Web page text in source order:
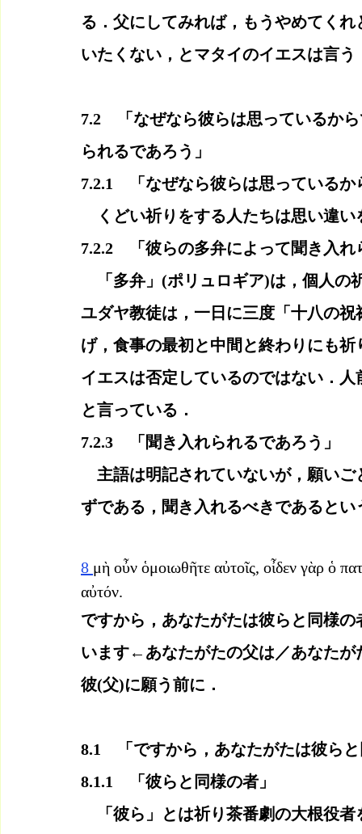
る．父にしてみれば，もうやめてく
いたくない，とマタイのイエスは言う
7.2　「なぜなら彼らは思っているか
られるであろう」
7.2.1　「なぜなら彼らは思っているか
くどい祈りをする人たちは思い違い
7.2.2　「彼らの多弁によって聞き入
「多弁」(ポリュロギア)は，個人の
ユダヤ教徒は，一日に三度「十八の
げ，食事の最初と中間と終わりにも
イエスは否定しているのではない．
と言っている．
7.2.3　「聞き入れられるであろう」
主語は明記されていないが，願いご
ずである，聞き入れるべきであると
8 μὴ οὖν ὁμοιωθῆτε αὐτοῖς, οἶδεν γὰρ ὁ
αὐτόν.
ですから，あなたがたは彼らと同様
います←あなたがたの父は／あなたが
彼(父)に願う前に．
8.1　「ですから，あなたがたは彼ら
8.1.1　「彼らと同様の者」
「彼ら」とは祈り茶番劇の大根役者